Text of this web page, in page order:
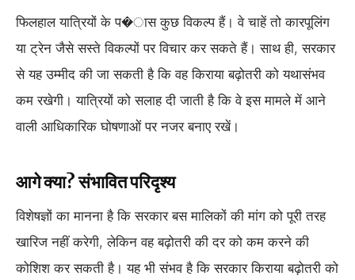
फिलहाल यात्रियों के प�ास कुछ विकल्प हैं। वे चाहें तो कारपूलिंग
या ट्रेन जैसे सस्ते विकल्पों पर विचार कर सकते हैं। साथ ही, सरकार
से यह उम्मीद की जा सकती है कि वह किराया बढ़ोतरी को यथासंभव
कम रखेगी। यात्रियों को सलाह दी जाती है कि वे इस मामले में आने
वाली आधिकारिक घोषणाओं पर नजर बनाए रखें।
आगे क्या? संभावित परिदृश्य
विशेषज्ञों का मानना है कि सरकार बस मालिकों की मांग को पूरी तरह
खारिज नहीं करेगी, लेकिन वह बढ़ोतरी की दर को कम करने की
कोशिश कर सकती है। यह भी संभव है कि सरकार किराया बढ़ोतरी को